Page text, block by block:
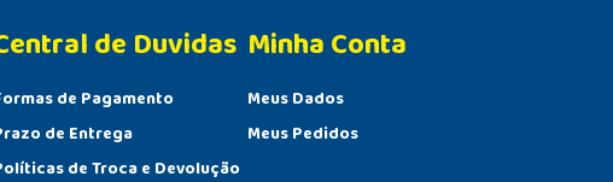
de Duvidas
de Pagamento
de Entrega
de Troca e Devolução
Minha Conta
Meus Dados
Meus Pedidos